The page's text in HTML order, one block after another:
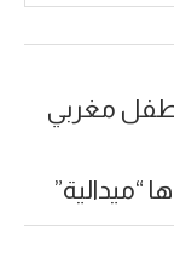
طفل مغربي
“ميدالية”